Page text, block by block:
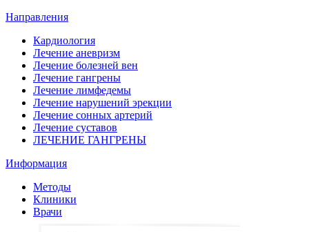
Направления
Кардиология
Лечение аневризм
Лечение болезней вен
Лечение гангрены
Лечение лимфедемы
Лечение нарушений эрекции
Лечение сонных артерий
Лечение суставов
ЛЕЧЕНИЕ ГАНГРЕНЫ
Информация
Методы
Клиники
Врачи